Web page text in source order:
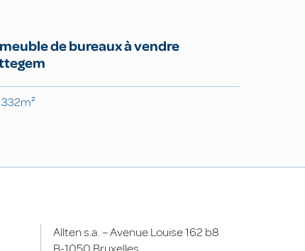
de bureaux à vendre
332m²
Allten s.a. – Avenue Louise 162 b8